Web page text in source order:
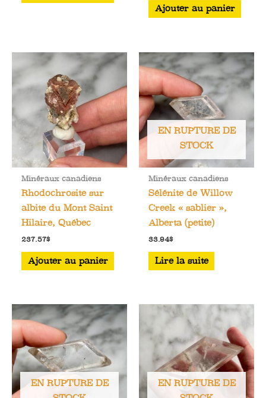
Ajouter au panier
Minéraux canadiens
Rhodochrosite sur
albite du Mont Saint
Hilaire, Québec
237.57$
Ajouter au panier
EN RUPTURE DE
STOCK
Minéraux canadiens
Sélénite de Willow
Creek « sablier »,
Alberta (petite)
33.94$
Lire la suite
EN RUPTURE DE
EN RUPTURE DE